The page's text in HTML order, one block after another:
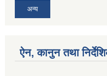
अन्य
ऐन, कानुन तथा